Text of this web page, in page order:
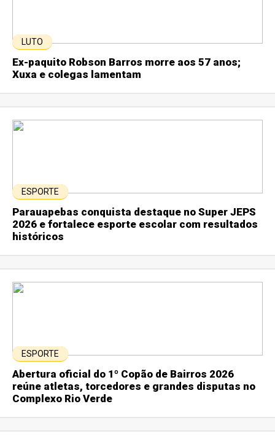
LUTO
Ex-paquito Robson Barros morre aos 57 anos;
Xuxa e colegas lamentam
ESPORTE
Parauapebas conquista destaque no Super JEPS
2026 e fortalece esporte escolar com resultados
históricos
ESPORTE
Abertura oficial do 1º Copão de Bairros 2026
reúne atletas, torcedores e grandes disputas no
Complexo Rio Verde